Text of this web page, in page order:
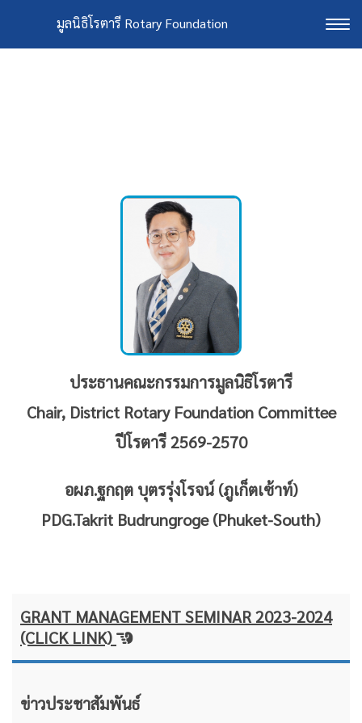
มูลนิธิโรตารี Rotary Foundation
ประธานคณะกรรมการมูลนิธิโรตารี
Chair, District Rotary Foundation Committee
ปีโรตารี 2569-2570
อผภ.ฐกฤต บุตรรุ่งโรจน์ (ภูเก็ตเซ้าท์)
PDG.Takrit Budrungroge (Phuket-South)
GRANT MANAGEMENT SEMINAR 2023-2024
(CLICK LINK)
ข่าวประชาสัมพันธ์